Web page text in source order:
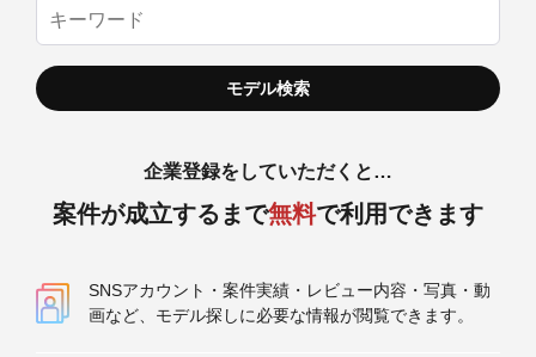
企業登録をしていただくと…
案件が成立するまで無料で利用できます
SNSアカウント・案件実績・レビュー内容・写真・動
画など、モデル探しに必要な情報が閲覧できます。